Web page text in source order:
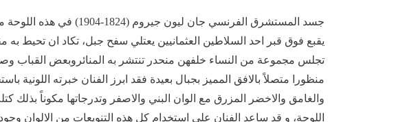
جسد المستشرق الفرنسي جان ليون
يقبع فوق قبر احد السلاطين العثمانيين يعتلي سفح جبل، تكاد ان تحيط
تجلس مجموعة من النساء خلفهن منحدر تنتشر به المنائروبعض القباب
منظورا متصلاً بالافق المميز بجبال بعيدة فقد ابرز الفنان خبرته اللونية
والغامق والاخضر المزرق مع الوان البني والاصفر وتدرجاتها مكوناً بذلك
اللوحة، و قد ساعد الفنان على استخدام كل هذه التنويعات من الالوان